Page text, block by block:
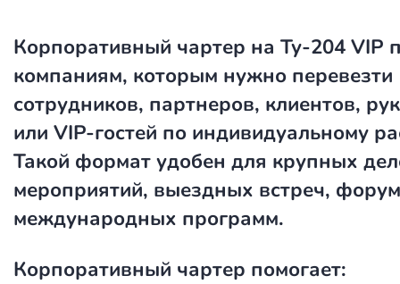
Корпоративный чартер на Ту-204 VIP
компаниям, которым нужно перевезти
сотрудников, партнеров, клиентов,
или VIP-гостей по индивидуальному
Такой формат удобен для крупных
мероприятий, выездных встреч,
международных программ.
Корпоративный чартер помогает: